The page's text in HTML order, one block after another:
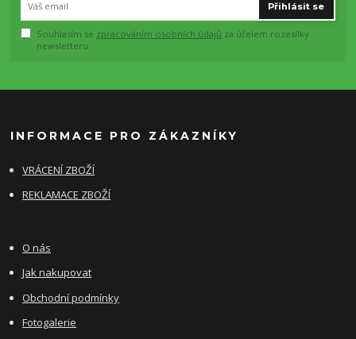
Přihlásit se
Souhlasím se zpracováním osobních údajů za účelem rozesílky
newsletteru.
INFORMACE PRO ZÁKAZNÍKY
VRÁCENÍ ZBOŽÍ
REKLAMACE ZBOŽÍ
O nás
Jak nakupovat
Obchodní podmínky
Fotogalerie